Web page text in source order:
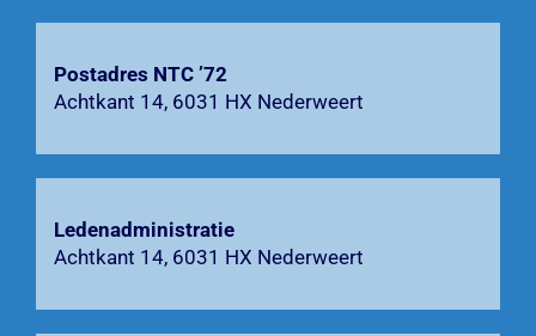
Contact
Zoeken
naar:
Postadres NTC ’72
Achtkant 14, 6031 HX Nederweert
Ledenadministratie
Achtkant 14, 6031 HX Nederweert